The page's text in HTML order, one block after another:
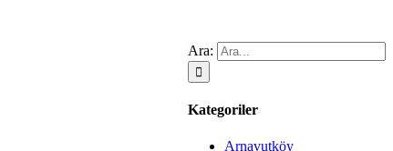
Ara:
Kategoriler
Arnavutköy